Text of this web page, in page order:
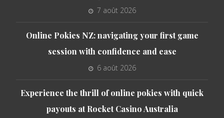
7 août 2026
Online Pokies NZ: navigating your first game
session with confidence and ease
6 août 2026
Experience the thrill of online pokies with quick
payouts at Rocket Casino Australia